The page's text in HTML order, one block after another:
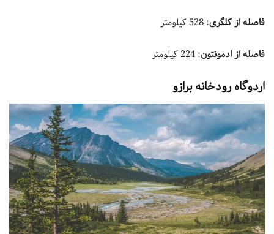
فاصله از کلگری: 528 کیلومتر
فاصله از ادمونتون: 224 کیلومتر
اردوگاه رودخانه برازو